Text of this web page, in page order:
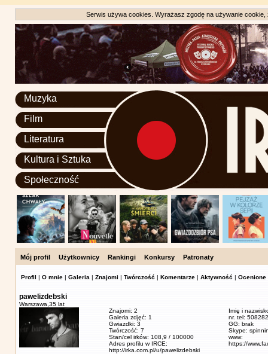
Serwis używa cookies. Wyrażasz zgodę na używanie
Muzyka
Film
Literatura
Kultura i Sztuka
Społeczność
Mój profil Użytkownicy Rankingi Konkursy Patronaty
Profil | O mnie | Galeria | Znajomi | Twórczość | Komentarze | Aktywność | Ocenione
pawelizdebski
Warszawa, 35 lat
Znajomi: 2
Galeria zdjęć: 1
Gwiazdki: 3
Twórczość: 7
Stan/cel irków: 108,9 / 100000
Adres profilu w IRCE:
http://irka.com.pl/u/pawelizdebski
Imię i
nr. tel:
GG: brak
Skype:
www:
https://